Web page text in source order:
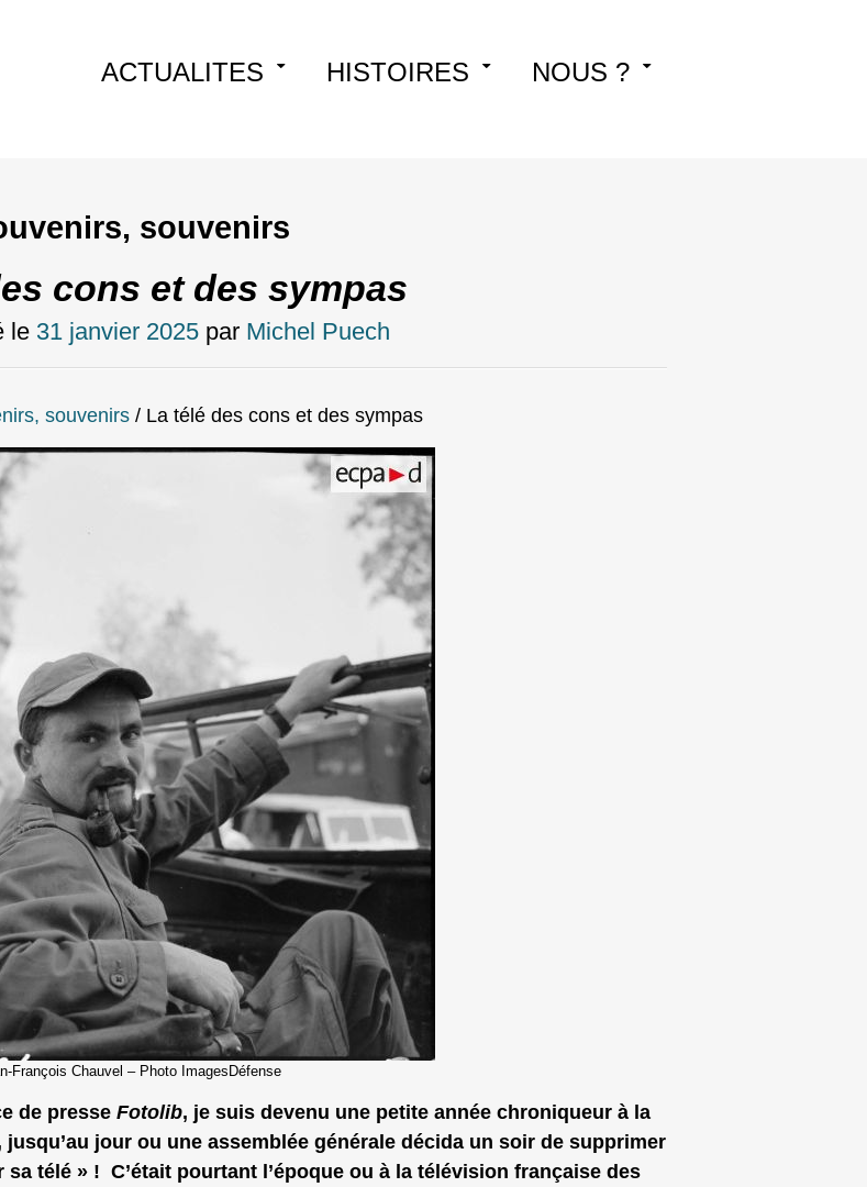
Skip
ACTUALITES HISTOIRES NOUS ?
souvenirs
cons et des sympas
le 31 janvier 2025 par Michel Puech
souvenirs / La télé des cons et des sympas
François Chauvel – Photo ImagesDéfense
de presse Fotolib, je suis devenu une petite année chroniqueur à la
jusqu’au jour ou une assemblée générale décida un soir de supprimer
sa télé » ! C’était pourtant l’époque ou à la télévision française des